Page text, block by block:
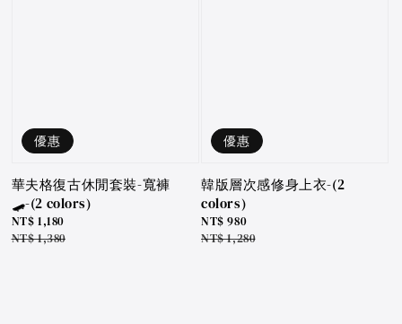
優惠
華夫格復古休閒套裝-寬褲
🛹-(2 colors)
Sale
price
NT$ 1,180
Regular
NT$ 1,380
優惠
韓版層次感修身上衣-(2
colors)
Sale
price
NT$ 980
Regular
NT$ 1,280